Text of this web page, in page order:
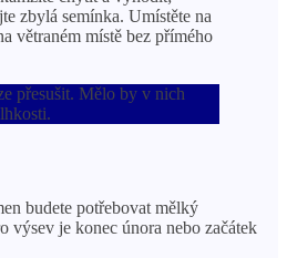
zbylá semínka. Umístěte na
větraném místě bez přímého
přesušit. Mělo by v nich
budete potřebovat mělký
výsev je konec února nebo začátek